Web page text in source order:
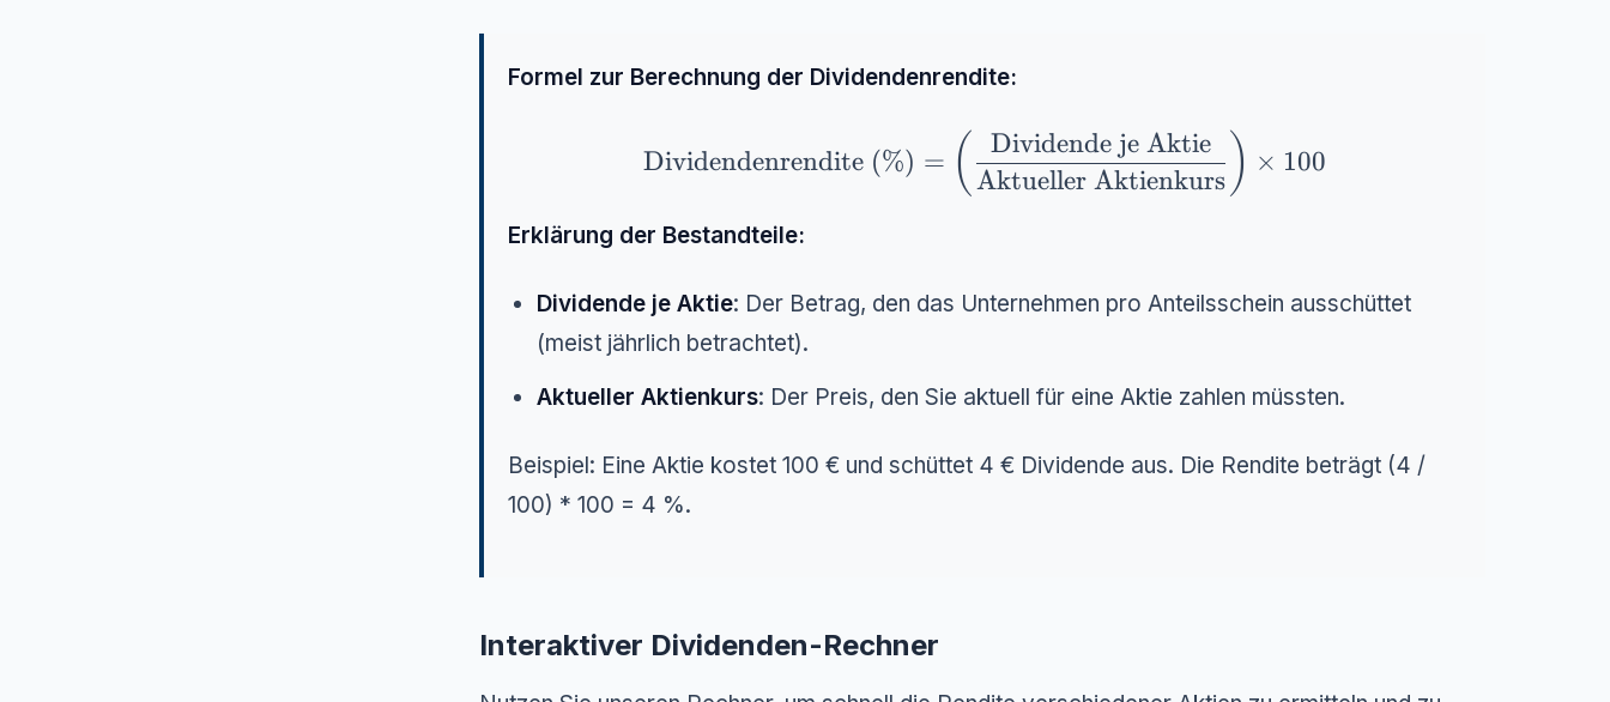
Formel zur Berechnung der Dividendenrendite:
\text{Dividendenrendite (\%)} = \left( \frac{\text{Dividende je
Dividendenrendite (%) = ( Aktueller Aktienkurs
Dividende je Aktie ) × 100
Erklärung der Bestandteile:
Dividende je Aktie: Der Betrag, den das Unternehmen pro Anteilsschein ausschüttet
(meist jährlich betrachtet).
Aktueller Aktienkurs: Der Preis, den Sie aktuell für eine Aktie zahlen müssten.
Beispiel: Eine Aktie kostet 100 € und schüttet 4 € Dividende aus. Die Rendite beträgt (4 /
100) * 100 = 4 %.
Interaktiver Dividenden-Rechner